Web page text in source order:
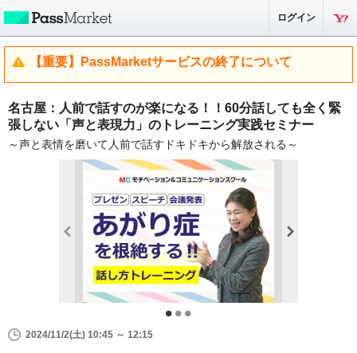
ログイン
【重要】PassMarketサービスの終了について
名古屋：人前で話すのが楽になる！！60分話しても全く緊
張しない「声と表現力」のトレーニング実践セミナー
～声と表情を磨いて人前で話すドキドキから解放される～
2024/11/2(土) 10:45 ～ 12:15